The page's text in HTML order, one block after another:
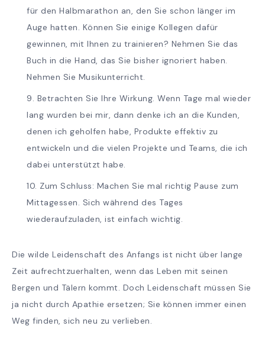
für den Halbmarathon an, den Sie schon länger im
Auge hatten. Können Sie einige Kollegen dafür
gewinnen, mit Ihnen zu trainieren? Nehmen Sie das
Buch in die Hand, das Sie bisher ignoriert haben.
Nehmen Sie Musikunterricht.
Betrachten Sie Ihre Wirkung. Wenn Tage mal wieder
lang wurden bei mir, dann denke ich an die Kunden,
denen ich geholfen habe, Produkte effektiv zu
entwickeln und die vielen Projekte und Teams, die ich
dabei unterstützt habe.
Zum Schluss: Machen Sie mal richtig Pause zum
Mittagessen. Sich während des Tages
wiederaufzuladen, ist einfach wichtig.
Die wilde Leidenschaft des Anfangs ist nicht über lange
Zeit aufrechtzuerhalten, wenn das Leben mit seinen
Bergen und Tälern kommt. Doch Leidenschaft müssen Sie
ja nicht durch Apathie ersetzen; Sie können immer einen
Weg finden, sich neu zu verlieben.